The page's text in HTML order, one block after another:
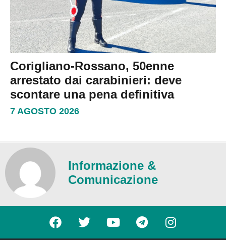
Corigliano-Rossano, 50enne
arrestato dai carabinieri: deve
scontare una pena definitiva
7 AGOSTO 2026
Informazione &
Comunicazione